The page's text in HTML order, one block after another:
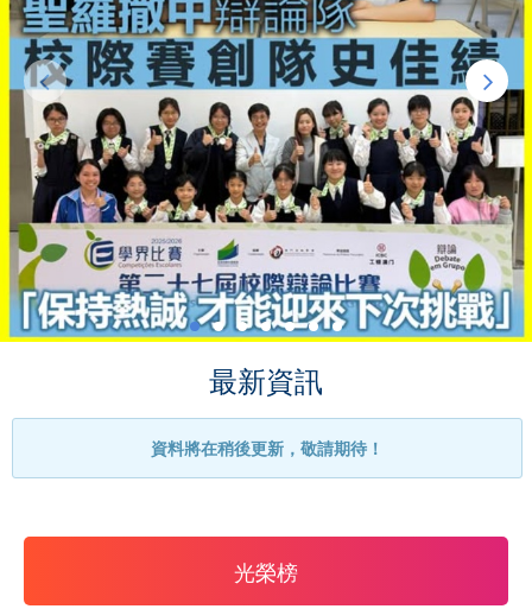
最新資訊
資料將在稍後更新，敬請期待！
光榮榜